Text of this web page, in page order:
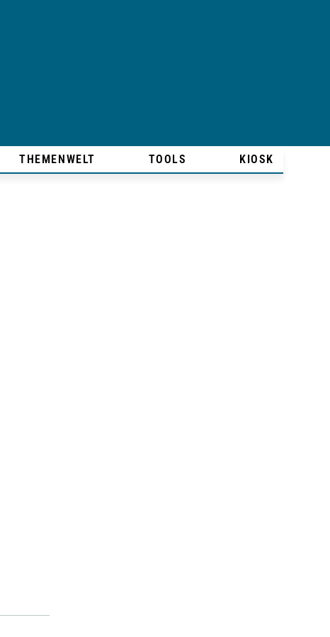
THEMENWELT TOOLS KIOSK